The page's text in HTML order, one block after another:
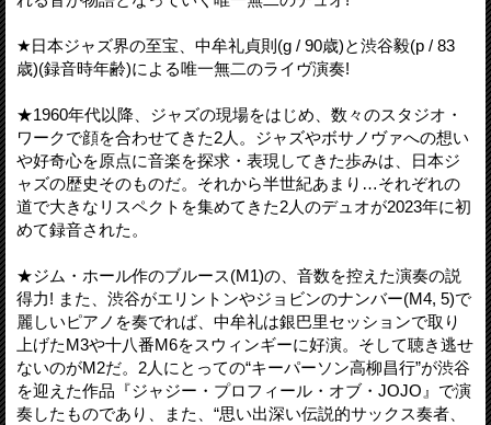
★日本ジャズ界の至宝、中牟礼貞則(g / 90歳)と渋谷毅(p / 83
歳)(録音時年齢)による唯一無二のライヴ演奏!
★1960年代以降、ジャズの現場をはじめ、数々のスタジオ・
ワークで顔を合わせてきた2人。ジャズやボサノヴァへの想い
や好奇心を原点に音楽を探求・表現してきた歩みは、日本ジ
ャズの歴史そのものだ。それから半世紀あまり…それぞれの
道で大きなリスペクトを集めてきた2人のデュオが2023年に初
めて録音された。
★ジム・ホール作のブルース(M1)の、音数を控えた演奏の説
得力! また、渋谷がエリントンやジョビンのナンバー(M4, 5)で
麗しいピアノを奏でれば、中牟礼は銀巴里セッションで取り
上げたM3や十八番M6をスウィンギーに好演。そして聴き逃せ
ないのがM2だ。2人にとっての“キーパーソン高柳昌行”が渋谷
を迎えた作品『ジャジー・プロフィール・オブ・JOJO』で演
奏したものであり、また、“思い出深い伝説的サックス奏者、